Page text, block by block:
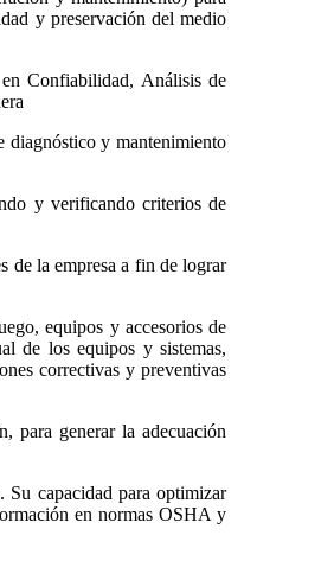
y preservación del medio
Confiabilidad, Análisis de
diagnóstico y mantenimiento
y verificando criterios de
de la empresa a fin de lograr
equipos y accesorios de
de los equipos y sistemas,
correctivas y preventivas
para generar la adecuación
Su capacidad para optimizar
en normas OSHA y